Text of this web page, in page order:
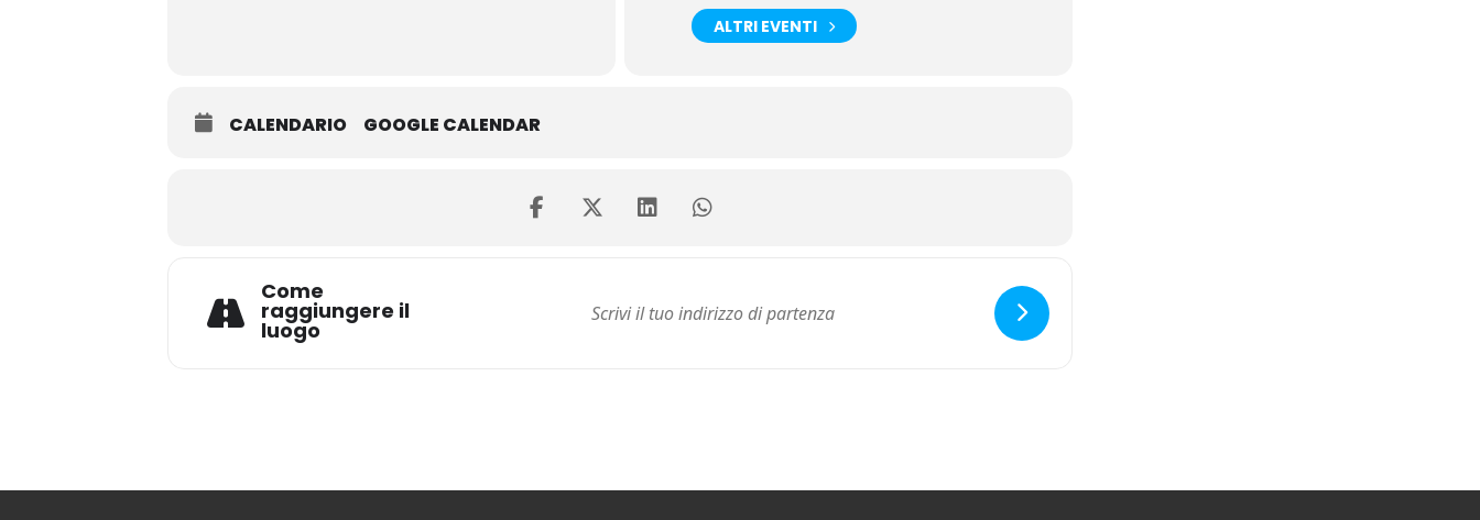
ALTRI EVENTI
CALENDARIO GOOGLE CALENDAR
Come
raggiungere il
luogo